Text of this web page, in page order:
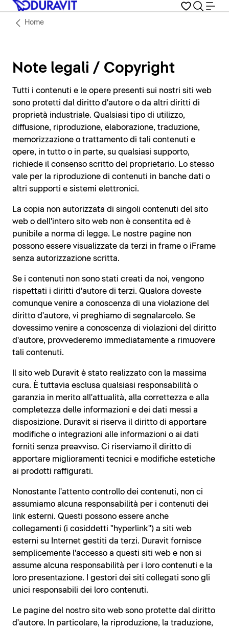
Home
Note legali / Copyright
Tutti i contenuti e le opere presenti sui nostri siti web
sono protetti dal diritto d'autore o da altri diritti di
proprietà industriale. Qualsiasi tipo di utilizzo,
diffusione, riproduzione, elaborazione, traduzione,
memorizzazione o trattamento di tali contenuti e
opere, in tutto o in parte, su qualsiasi supporto,
richiede il consenso scritto del proprietario. Lo stesso
vale per la riproduzione di contenuti in banche dati o
altri supporti e sistemi elettronici.
La copia non autorizzata di singoli contenuti del sito
web o dell'intero sito web non è consentita ed è
punibile a norma di legge. Le nostre pagine non
possono essere visualizzate da terzi in frame o iFrame
senza autorizzazione scritta.
Se i contenuti non sono stati creati da noi, vengono
rispettati i diritti d'autore di terzi. Qualora doveste
comunque venire a conoscenza di una violazione del
diritto d'autore, vi preghiamo di segnalarcelo. Se
dovessimo venire a conoscenza di violazioni del diritto
d'autore, provvederemo immediatamente a rimuovere
tali contenuti.
Il sito web Duravit è stato realizzato con la massima
cura. È tuttavia esclusa qualsiasi responsabilità o
garanzia in merito all'attualità, alla correttezza e alla
completezza delle informazioni e dei dati messi a
disposizione. Duravit si riserva il diritto di apportare
modifiche o integrazioni alle informazioni o ai dati
forniti senza preavviso. Ci riserviamo il diritto di
apportare miglioramenti tecnici e modifiche estetiche
ai prodotti raffigurati.
Nonostante l'attento controllo dei contenuti, non ci
assumiamo alcuna responsabilità per i contenuti dei
link esterni. Questi possono essere anche
collegamenti (i cosiddetti "hyperlink") a siti web
esterni su Internet gestiti da terzi. Duravit fornisce
semplicemente l'accesso a questi siti web e non si
assume alcuna responsabilità per i loro contenuti e la
loro presentazione. I gestori dei siti collegati sono gli
unici responsabili dei loro contenuti.
Le pagine del nostro sito web sono protette dal diritto
d'autore. In particolare, la riproduzione, la traduzione,